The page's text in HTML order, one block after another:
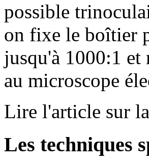
possible
on fixe le boîtier
jusqu'à 1000:1 et
au microscope
Lire l'article sur la
Les techniques